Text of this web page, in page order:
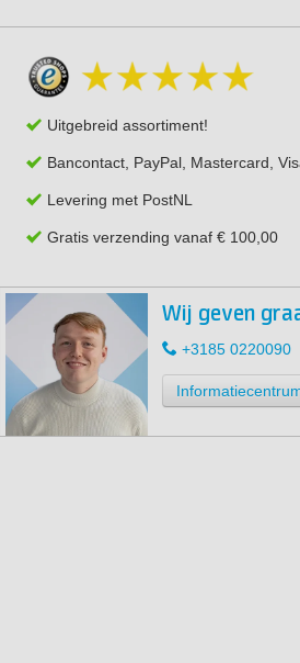
Uitgebreid assortiment!
Bancontact, PayPal, Mastercard,
Levering met PostNL
Gratis verzending vanaf € 100,00
Wij geven
+3185 0220090